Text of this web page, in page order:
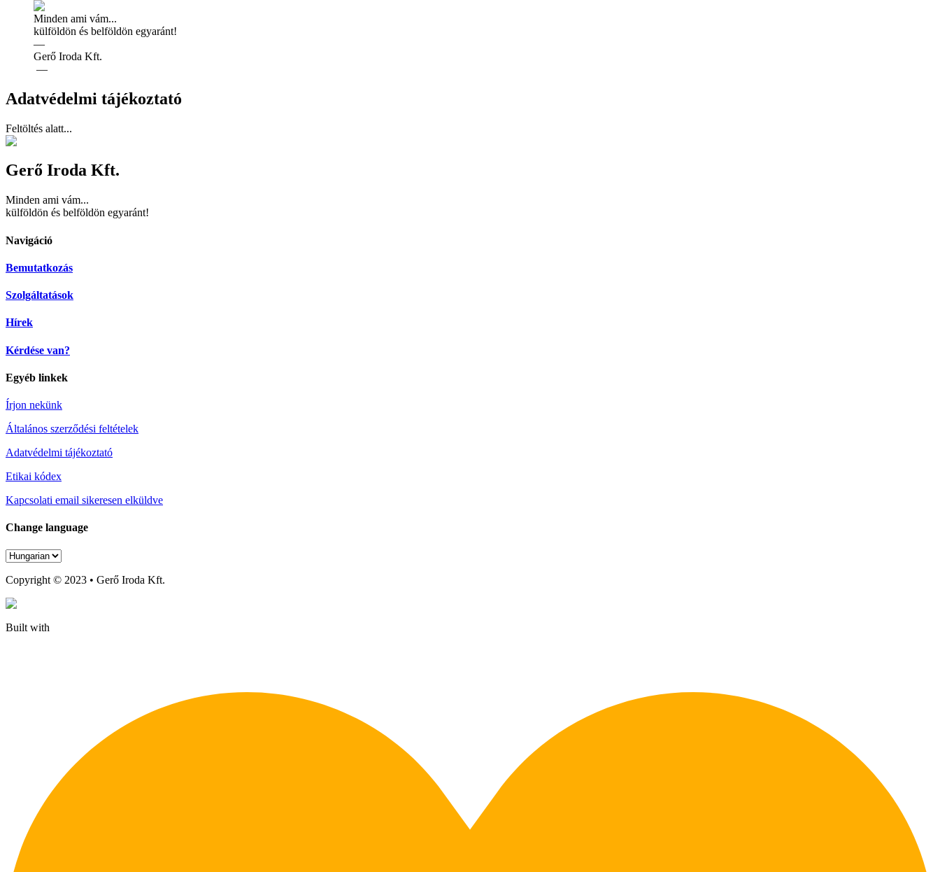
Minden ami vám...
külföldön és belföldön egyaránt!
—
Gerő Iroda Kft.
—
Adatvédelmi tájékoztató
Feltöltés alatt...
Gerő Iroda Kft.
Minden ami vám...
külföldön és belföldön egyaránt!
Navigáció
Bemutatkozás
Szolgáltatások
Hírek
Kérdése van?
Egyéb linkek
Írjon nekünk
Általános szerződési feltételek
Adatvédelmi tájékoztató
Etikai kódex
Kapcsolati email sikeresen elküldve
Change language
Copyright © 2023 • Gerő Iroda Kft.
Built with